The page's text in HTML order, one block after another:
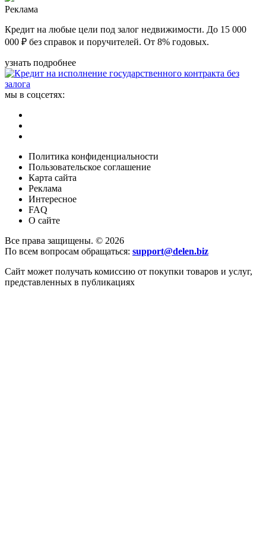
Реклама
Кредит на любые цели под залог недвижимости. До 15 000
000 ₽ без справок и поручителей. От 8% годовых.
узнать подробнее
мы в соцсетях:
Политика конфиденциальности
Пользовательское соглашение
Карта сайта
Реклама
Интересное
FAQ
О сайте
Все права защищены. © 2026
По всем вопросам обращаться: support@delen.biz
Сайт может получать комиссию от покупки товаров и услуг,
представленных в публикациях